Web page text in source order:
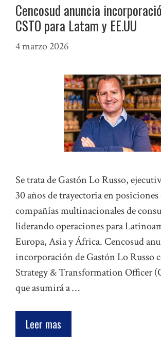
Cencosud anuncia
CSTO para Latam y EE.UU
4 marzo 2026
Se trata de Gastón Lo Russo,
30 años de trayectoria en
compañías multinacionales de
liderando operaciones para
Europa, Asia y África. Cencosud
incorporación de Gastón Lo Russo
Strategy & Transformation Officer
que asumirá a …
Leer mas